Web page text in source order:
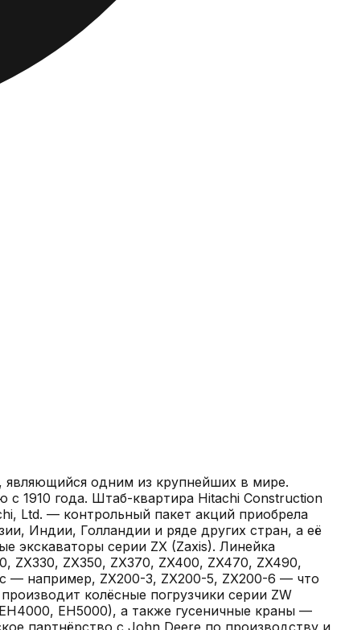
являющийся одним из крупнейших в мире.
1910 года. Штаб-квартира Hitachi Construction
Ltd. — контрольный пакет акций приобрела
Индии, Голландии и ряде других стран, а её
экскаваторы серии ZX (Zaxis). Линейка
ZX330, ZX350, ZX370, ZX400, ZX470, ZX490,
— например, ZX200-3, ZX200-5, ZX200-6 — что
колёсные погрузчики серии ZW
EH5000), а также гусеничные краны —
партнёрство с John Deere по производству и